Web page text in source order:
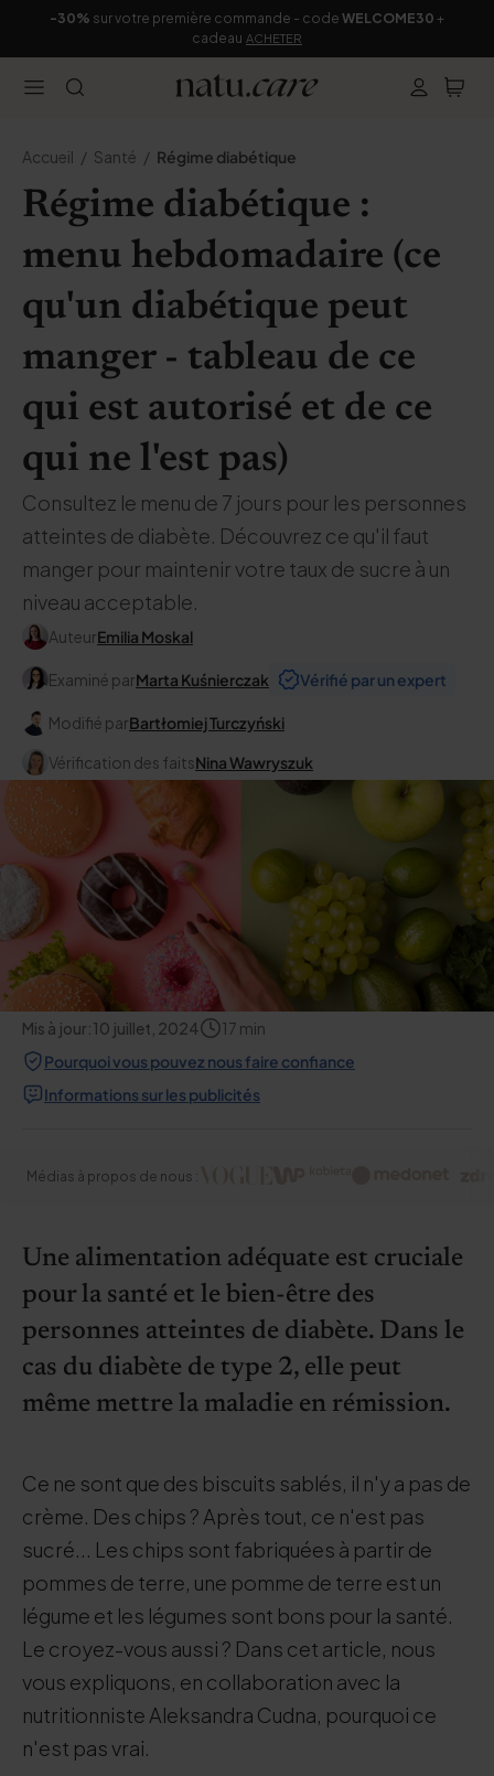
-30% sur votre première commande - code WELCOME30 +
cadeau ACHETER
Accueil Santé Régime diabétique
Régime diabétique :
menu hebdomadaire (ce
qu'un diabétique peut
manger - tableau de ce
qui est autorisé et de ce
qui ne l'est pas)
Consultez le menu de 7 jours pour les personnes
atteintes de diabète. Découvrez ce qu'il faut
manger pour maintenir votre taux de sucre à un
niveau acceptable.
AuteurEmilia Moskal
Examiné parMarta Kuśnierczak Vérifié par un expert
Modifié parBartłomiej Turczyński
Vérification des faitsNina Wawryszuk
Mis à jour:10 juillet, 2024 17 min
Pourquoi vous pouvez nous faire confiance
Informations sur les publicités
Médias à propos de nous :
Une alimentation adéquate est cruciale
pour la santé et le bien-être des
personnes atteintes de diabète. Dans le
cas du diabète de type 2, elle peut
même mettre la maladie en rémission.
Ce ne sont que des biscuits sablés, il n'y a pas de
crème. Des chips ? Après tout, ce n'est pas
sucré... Les chips sont fabriquées à partir de
pommes de terre, une pomme de terre est un
légume et les légumes sont bons pour la santé.
Le croyez-vous aussi ? Dans cet article, nous
vous expliquons, en collaboration avec la
nutritionniste Aleksandra Cudna, pourquoi ce
n'est pas vrai.